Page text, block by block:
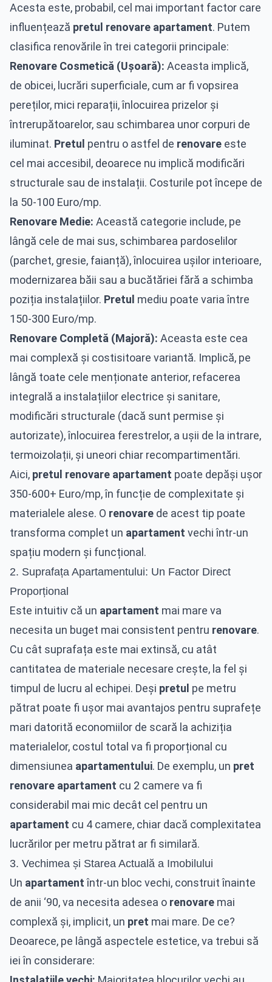
Acesta este, probabil, cel mai important factor care
influențează pretul renovare apartament. Putem
clasifica renovările în trei categorii principale:
Renovare Cosmetică (Ușoară): Aceasta implică,
de obicei, lucrări superficiale, cum ar fi vopsirea
pereților, mici reparații, înlocuirea prizelor și
întrerupătoarelor, sau schimbarea unor corpuri de
iluminat. Pretul pentru o astfel de renovare este
cel mai accesibil, deoarece nu implică modificări
structurale sau de instalații. Costurile pot începe de
la 50-100 Euro/mp.
Renovare Medie: Această categorie include, pe
lângă cele de mai sus, schimbarea pardoselilor
(parchet, gresie, faianță), înlocuirea ușilor interioare,
modernizarea băii sau a bucătăriei fără a schimba
poziția instalațiilor. Pretul mediu poate varia între
150-300 Euro/mp.
Renovare Completă (Majoră): Aceasta este cea
mai complexă și costisitoare variantă. Implică, pe
lângă toate cele menționate anterior, refacerea
integrală a instalațiilor electrice și sanitare,
modificări structurale (dacă sunt permise și
autorizate), înlocuirea ferestrelor, a ușii de la intrare,
termoizolații, și uneori chiar recompartimentări.
Aici, pretul renovare apartament poate depăși ușor
350-600+ Euro/mp, în funcție de complexitate și
materialele alese. O renovare de acest tip poate
transforma complet un apartament vechi într-un
spațiu modern și funcțional.
2. Suprafața Apartamentului: Un Factor Direct
Proporțional
Este intuitiv că un apartament mai mare va
necesita un buget mai consistent pentru renovare.
Cu cât suprafața este mai extinsă, cu atât
cantitatea de materiale necesare crește, la fel și
timpul de lucru al echipei. Deși pretul pe metru
pătrat poate fi ușor mai avantajos pentru suprafețe
mari datorită economiilor de scară la achiziția
materialelor, costul total va fi proporțional cu
dimensiunea apartamentului. De exemplu, un pret
renovare apartament cu 2 camere va fi
considerabil mai mic decât cel pentru un
apartament cu 4 camere, chiar dacă complexitatea
lucrărilor per metru pătrat ar fi similară.
3. Vechimea și Starea Actuală a Imobilului
Un apartamentîntr-un bloc vechi, construit înainte
de anii ‘90, va necesita adesea o renovare mai
complexă și, implicit, un pret mai mare. De ce?
Deoarece, pe lângă aspectele estetice, va trebui să
iei în considerare: